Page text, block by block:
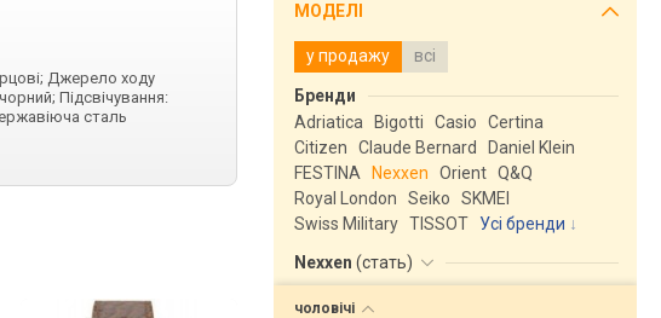
Джерело ходу
Підсвічування:
сталь
МОДЕЛІ
у продажу всі
Бренди
Adriatica
Bigotti Casio
Certina
Citizen
Claude Bernard
Daniel Klein
FESTINA
Nexxen Orient Q&Q
Royal London
Seiko
SKMEI
Swiss Military TISSOT
Усі бренди
Nexxen (стать)
чоловічі